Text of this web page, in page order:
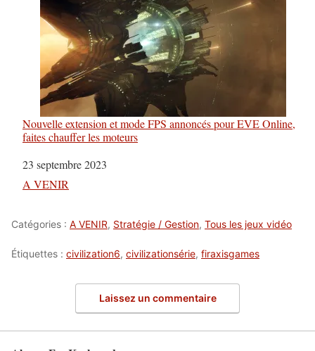
Nouvelle extension et mode FPS annoncés pour EVE Online,
faites chauffer les moteurs
Date
23 septembre 2023
Par rapport à
A VENIR
Catégories : A VENIR, Stratégie / Gestion, Tous les jeux vidéo
Étiquettes : civilization6, civilizationsérie, firaxisgames
Laissez un commentaire